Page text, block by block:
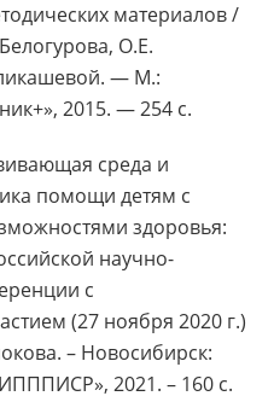
материалов /
О.Е.
— М.:
2015. — 254 с.
среда и
помощи детям с
здоровья:
научно-
с
(27 ноября 2020 г.)
– Новосибирск:
2021. – 160 с.